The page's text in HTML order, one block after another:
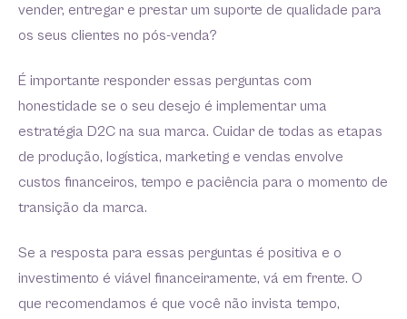
vender, entregar e prestar um suporte de qualidade para
os seus clientes no pós-venda?
É importante responder essas perguntas com
honestidade se o seu desejo é implementar uma
estratégia D2C na sua marca. Cuidar de todas as etapas
de produção, logística, marketing e vendas envolve
custos financeiros, tempo e paciência para o momento de
transição da marca.
Se a resposta para essas perguntas é positiva e o
investimento é viável financeiramente, vá em frente. O
que recomendamos é que você não invista tempo,